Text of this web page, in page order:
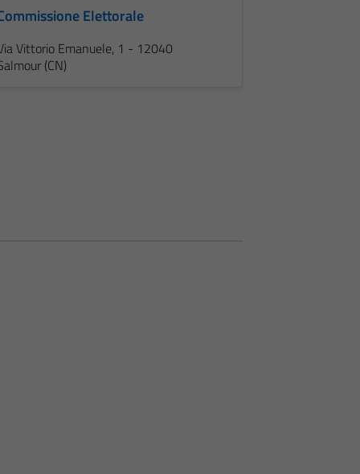
Elettorale
Vittorio Emanuele, 1 - 12040
(CN)